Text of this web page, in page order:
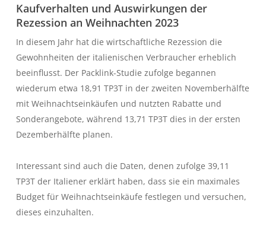
Kaufverhalten und Auswirkungen der
Rezession an Weihnachten 2023
In diesem Jahr hat die wirtschaftliche Rezession die
Gewohnheiten der italienischen Verbraucher erheblich
beeinflusst. Der Packlink-Studie zufolge begannen
wiederum etwa 18,91 TP3T in der zweiten Novemberhälfte
mit Weihnachtseinkäufen und nutzten Rabatte und
Sonderangebote, während 13,71 TP3T dies in der ersten
Dezemberhälfte planen.
Interessant sind auch die Daten, denen zufolge 39,11
TP3T der Italiener erklärt haben, dass sie ein maximales
Budget für Weihnachtseinkäufe festlegen und versuchen,
dieses einzuhalten.